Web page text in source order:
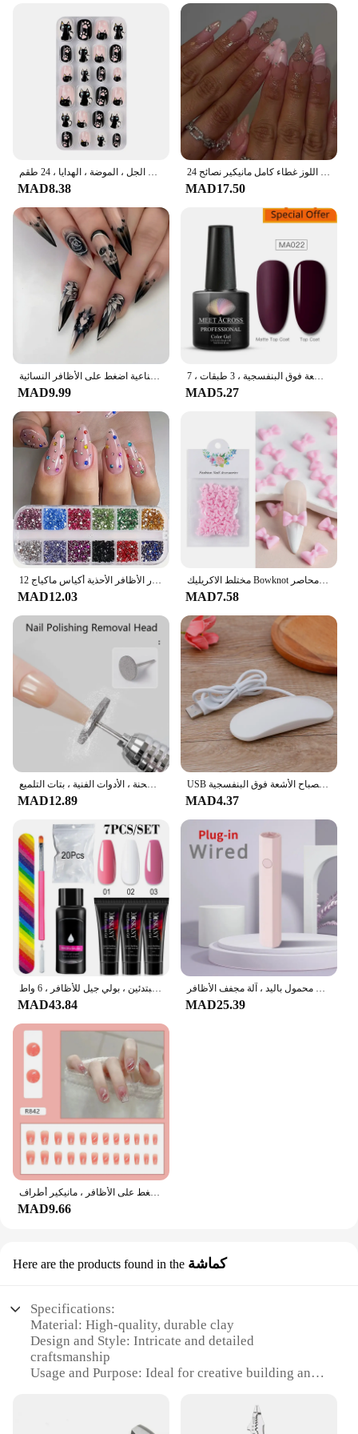
أطراف أظافر اصطناعية للفتيات ، أظافر إصبع مزيفة ، غطاء كامل ، اضغط ، فن الجل ، الموضة ، الهدايا ، 24 طقم
MAD8.38
24 قطعة الصحافة الفرنسية الوردي على الأظافر وهمية مع الغراء ثلاثية الأبعاد القوس الماس الأظافر كاذبة يمكن ارتداؤها لطيف الحلو اللوز غطاء كامل مانيكير نصائح
MAD17.50
أظافر صناعية برأس مدبب لوزية مقاومة للماء يمكن ارتداؤها، غطاء كامل للأظافر الصناعية اضغط على الأظافر النسائية
MAD9.99
طلاء أظافر جل حراري ، تغيير درجة الحرارة ، رمادي ، شبه دائم ، فن نقع الأظافر ، طلاء بالأشعة فوق البنفسجية ، 3 طبقات ، 7
MAD5.27
12 شبكة متلألئة كريستال مسمار الفن الراين فلاتباك الأحجار الكريمة الملونة تنوعا الديكور الأظافر الأحذية أكياس ماكياج
MAD12.03
مختلط الاكريليك Bowknot ثلاثية الأبعاد مسمار الفن زينة زهرة الراتنج السحر خرز ذهبي الكافيار اللؤلؤ مختلط الراين اكسسوارات محاصر
MAD7.58
قرص مثقاب الأظافر الكهربائي ، رأس الإزالة ، الماس ، لدغ الطحن ، المطاحن ، قاطع البشرة المطحنة ، الأدوات الفنية ، بتات التلميع
MAD12.89
USB شحن مصباح الأشعة فوق البنفسجية LED صغير ، هلام آلة علاج البولندية ، مجفف الأظافر ، 6 واط ، 80 سنتيمتر
MAD4.37
مجموعة كاملة مجموعة أدوات مانيكير للمبتدئين ، بولي جيل للأظافر ، 6 واط LED مصباح ، نصائح الفن ، ثلاثية الأبعاد تصميم الديكور ، تمديد
MAD43.84
مصباح أظافر صغير محمول باليد ، آلة مجفف الأظافر USB ، LED بالأشعة فوق البنفسجية ، سريع الجفاف ، قلم مصباح يدوي ، طلاء جل
MAD25.39
أظافر اصطناعية وردية للفتيات ، تموجات ذهبية لامعة ، أظافر مزيفة خنجر ، بيضاوية قابلة للفصل ، غطاء كامل ، اضغط على الأظافر ، مانيكير أطراف
MAD9.66
Here are the products found in the كماشة
Specifications:
Material: High-quality, durable clay
Design and Style: Intricate and detailed
craftsmanship
Usage and Purpose: Ideal for creative building and
Performance and Property: Non-toxic and safe for